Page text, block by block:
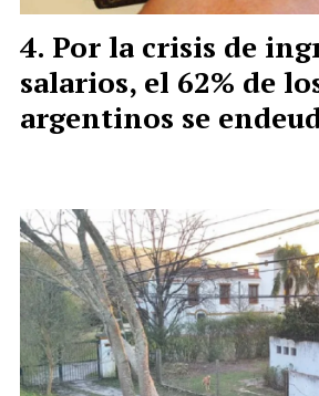
Por la crisis de
salarios, el 62% de
argentinos se